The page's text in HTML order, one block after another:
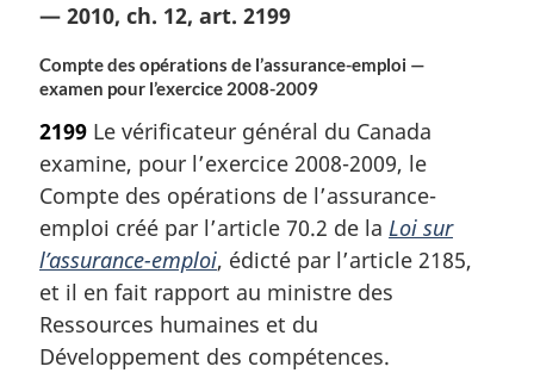
— 2010, ch. 12, art. 2199
Compte des opérations de l’assurance-emploi —
examen pour l’exercice 2008-2009
2199 Le vérificateur général du Canada
examine, pour l’exercice 2008-2009, le
Compte des opérations de l’assurance-
emploi créé par l’article 70.2 de la Loi sur
l’assurance-emploi, édicté par l’article 2185,
et il en fait rapport au ministre des
Ressources humaines et du
Développement des compétences.